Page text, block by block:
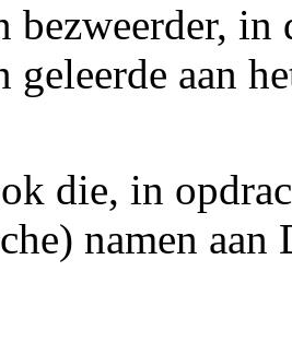
bezweerder,
geleerde aan
die, in
namen